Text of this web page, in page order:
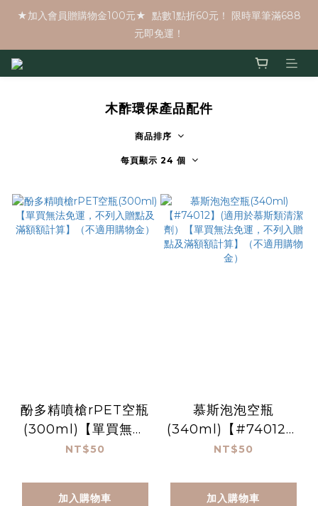
★加入會員贈購物金100元★  點數1點折60元！ 限時單筆滿688
元即免運！
木酢環保產品配件
商品排序
每頁顯示 24 個
酚多精噴槍rPET空瓶
(300ml)【單買無法
免運，不列入贈點及滿
物金）
NT$50
加入購物車
慕斯泡泡空瓶
(340ml)【#74012】
(適用於慕斯類清潔
不列入贈點及滿額額計
NT$50
加入購物車